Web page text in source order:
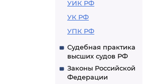
УИК РФ
УК РФ
УПК РФ
Судебная практика
высших судов РФ
Законы Российской
Федерации